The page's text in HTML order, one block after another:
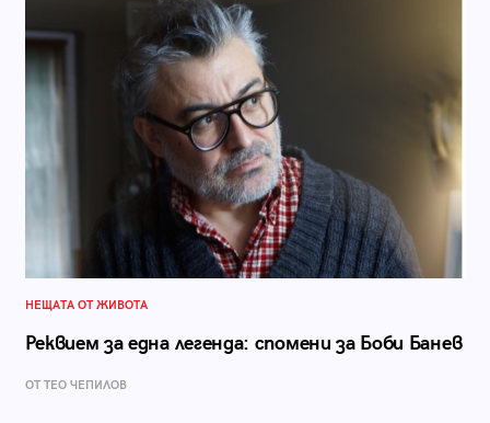
НЕЩАТА ОТ ЖИВОТА
Реквием за една легенда: спомени за Боби Банев
ОТ ТЕО ЧЕПИЛОВ